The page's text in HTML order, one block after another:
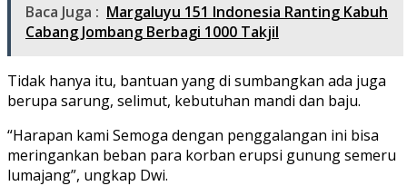
Baca Juga : Margaluyu 151 Indonesia Ranting Kabuh
Cabang Jombang Berbagi 1000 Takjil
Tidak hanya itu, bantuan yang di sumbangkan ada juga
berupa sarung, selimut, kebutuhan mandi dan baju.
“Harapan kami Semoga dengan penggalangan ini bisa
meringankan beban para korban erupsi gunung semeru
lumajang”, ungkap Dwi.